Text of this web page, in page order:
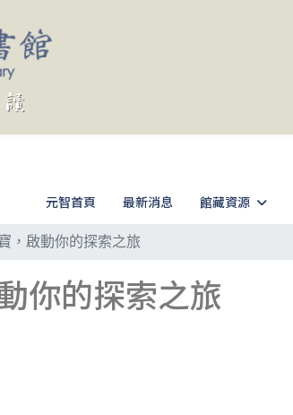
元智首頁 最新消息 館藏資源
，啟動你的探索之旅
你的探索之旅